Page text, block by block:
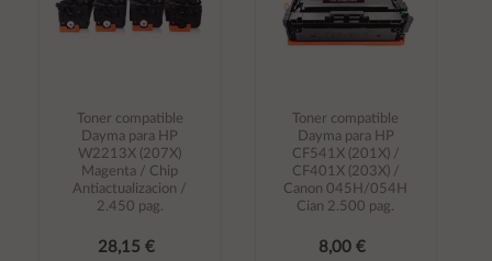
Toner compatible
Dayma para HP
W2213X (207X)
Magenta / Chip
Antiactualizacion /
2.450 pag.
28,15 €
Toner compatible
Dayma para HP
CF541X (201X) /
CF401X (203X) /
Canon 045H/054H
Cian 2.500 pag.
8,00 €